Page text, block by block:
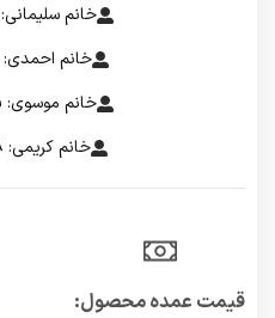
خانم سلیمانی: 09192402137
خانم احمدی: 09192507146
خانم موسوی: 09192075485
خانم کریمی: 09194052178
قیمت عمده محصول:​